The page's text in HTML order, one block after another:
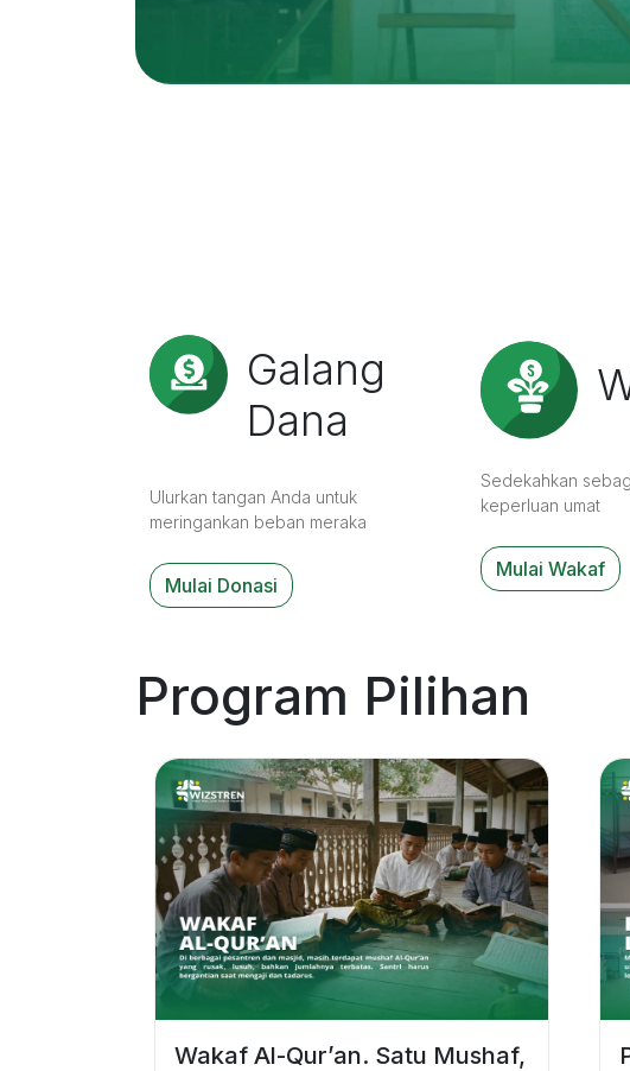
Galang
Dana
Ulurkan tangan Anda untuk
meringankan beban meraka
Mulai Donasi
Sedekahkan
keperluan umat
Mulai Wakaf
Program Pilihan
Wakaf Al-Qur’an. Satu Mushaf,